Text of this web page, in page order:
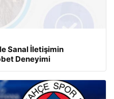
Sanal İletişimin
Deneyimi